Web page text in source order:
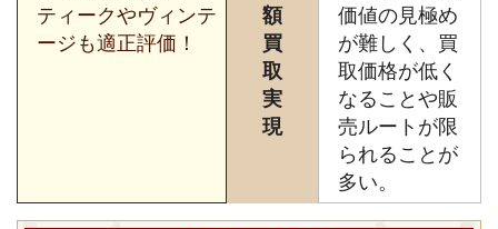
ティークやヴィンテ
ージも適正評価！
額
買
取
実
現
価値の見極め
が難しく、買
取価格が低く
なることや販
売ルートが限
られることが
多い。